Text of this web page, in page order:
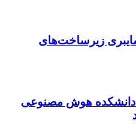
زیرساخت‌های
به دانشکده هوش مصنوعی